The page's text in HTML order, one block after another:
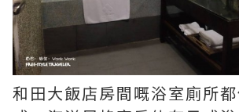
和田大飯店房間嘅浴室廁所